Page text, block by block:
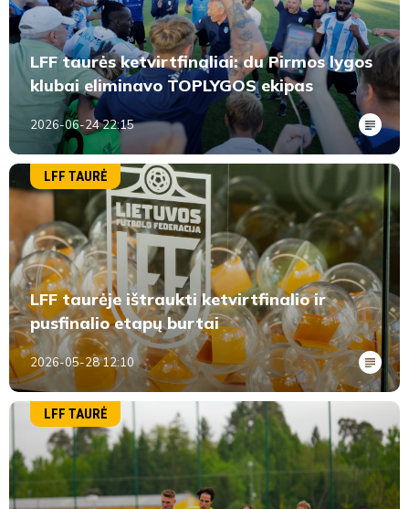
LFF taurės ketvirtfinaliai: du Pirmos lygos
klubai eliminavo TOPLYGOS ekipas
2026-06-24 22:15
LFF TAURĖ
LFF taurėje ištraukti ketvirtfinalio ir
pusfinalio etapų burtai
2026-05-28 12:10
LFF TAURĖ